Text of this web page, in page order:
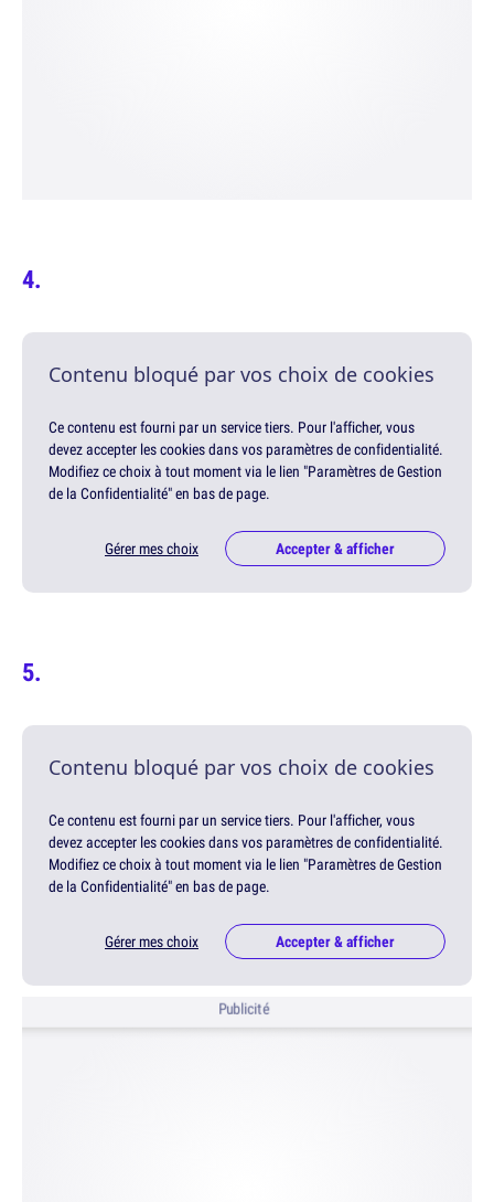
Contenu bloqué par vos choix de cookies
Ce contenu est fourni par un service tiers. Pour l'afficher, vous
devez accepter les cookies dans vos paramètres de confidentialité.
Modifiez ce choix à tout moment via le lien "Paramètres de Gestion
de la Confidentialité" en bas de page.
Gérer mes choix Accepter & afficher
Contenu bloqué par vos choix de cookies
Ce contenu est fourni par un service tiers. Pour l'afficher, vous
devez accepter les cookies dans vos paramètres de confidentialité.
Modifiez ce choix à tout moment via le lien "Paramètres de Gestion
de la Confidentialité" en bas de page.
Gérer mes choix Accepter & afficher
Publicité